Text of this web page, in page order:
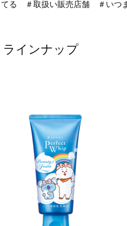
てる ＃取扱い販売店舗 ＃いつ
ラインナップ